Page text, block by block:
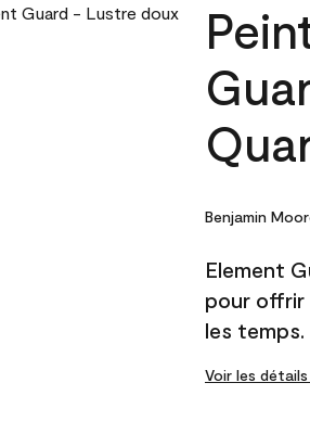
Benjamin
Element
pour offrir
les temps.
Voir les